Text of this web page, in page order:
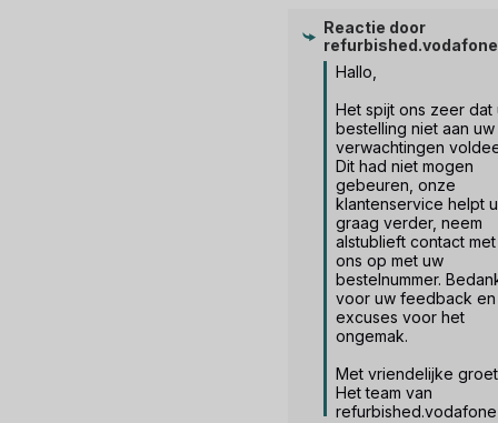
Reactie door
Hallo,
Het spijt ons zeer dat
bestelling niet aan uw
verwachtingen
Dit had niet mogen
gebeuren, onze
klantenservice helpt u
graag verder, neem
alstublieft contact met
ons op met uw
bestelnummer.
voor uw feedback en
excuses voor het
ongemak.
Met vriendelijke
Het team van
refurbished.vodafone